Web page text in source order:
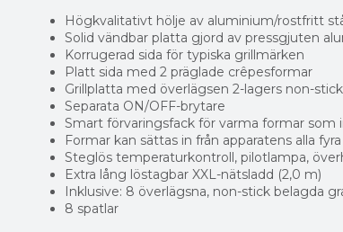
Högkvalitativt hölje av aluminium/rostfritt
Solid vändbar platta gjord av pressgjuten
Korrugerad sida för typiska grillmärken
Platt sida med 2 präglade crêpesformar
Grillplatta med överlägsen 2-lagers non-
Separata ON/OFF-brytare
Smart förvaringsfack för varma formar som
Formar kan sättas in från apparatens alla
Steglös temperaturkontroll, pilotlampa,
Extra lång löstagbar XXL-nätsladd (2,0 m)
Inklusive: 8 överlägsna, non-stick belagda
8 spatlar